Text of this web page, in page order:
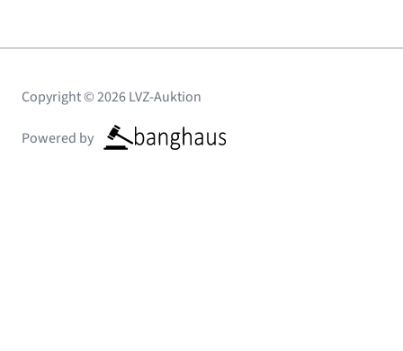
Copyright © 2026 LVZ-Auktion
Powered by